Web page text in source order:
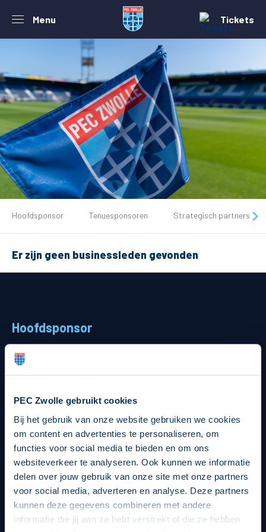
PEC Zwolle gebruikt cookies
Bij het gebruik van onze website gebruiken we cookies
om content en advertenties te personaliseren, om
functies voor social media te bieden en om ons
websiteverkeer te analyseren. Ook kunnen we informatie
delen over jouw gebruik van onze site met onze partners
voor social media, adverteren en analyse. Deze partners
kunnen deze gegevens combineren met andere
informatie die jij aan ze hebt verstrekt of die ze hebben
Menu Tickets
De club
Matchdays
Business
Hoofdsponsor Tenuesponsoren Strategisch partners
Er zijn geen businessleden gevonden
Hoofdsponsor
Strategisch partners